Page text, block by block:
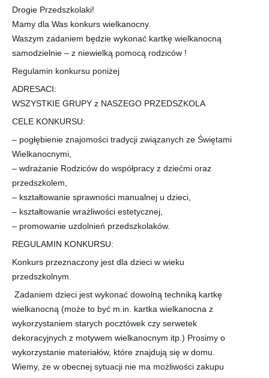
Drogie Przedszkolaki!
Mamy dla Was konkurs wielkanocny.
Waszym zadaniem będzie wykonać kartkę wielkanocną
samodzielnie – z niewielką pomocą rodziców !
Regulamin konkursu poniżej
ADRESACI:
WSZYSTKIE GRUPY z NASZEGO PRZEDSZKOLA
CELE KONKURSU:
– pogłębienie znajomości tradycji związanych ze Świętami
Wielkanocnymi,
– wdrażanie Rodziców do współpracy z dziećmi oraz
przedszkolem,
– kształtowanie sprawności manualnej u dzieci,
– kształtowanie wrażliwości estetycznej,
– promowanie uzdolnień przedszkolaków.
REGULAMIN KONKURSU:
Konkurs przeznaczony jest dla dzieci w wieku
przedszkolnym.
Zadaniem dzieci jest wykonać dowolną techniką kartkę
wielkanocną (może to być m.in. kartka wielkanocna z
wykorzystaniem starych pocztówek czy serwetek
dekoracyjnych z motywem wielkanocnym itp.) Prosimy o
wykorzystanie materiałów, które znajdują się w domu.
Wiemy, że w obecnej sytuacji nie ma możliwości zakupu